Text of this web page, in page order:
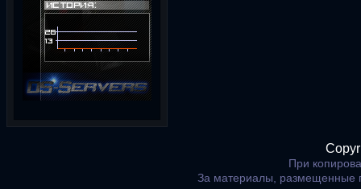
При
За материалы, размещенные